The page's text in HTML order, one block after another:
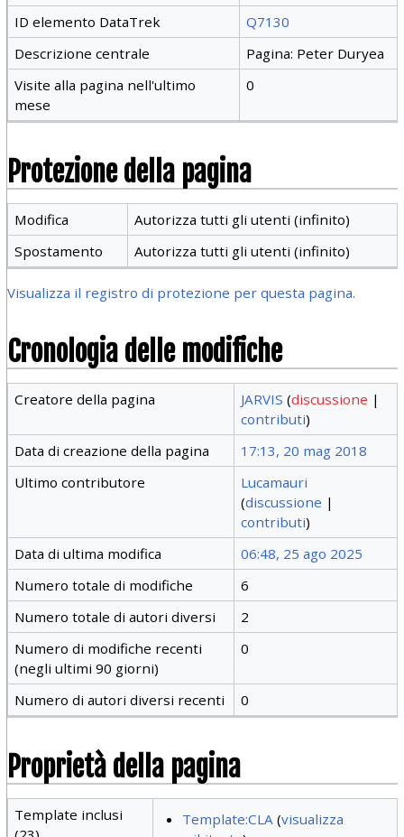
ID elemento DataTrek
Q7130
Descrizione centrale
Pagina: Peter Duryea
Visite alla pagina nell'ultimo
mese
0
Protezione della pagina
Modifica
Autorizza tutti gli utenti (infinito)
Spostamento
Autorizza tutti gli utenti (infinito)
Visualizza il registro di protezione per questa pagina.
Cronologia delle modifiche
Creatore della pagina JARVIS (discussione |
contributi)
Data di creazione della pagina
17:13, 20 mag 2018
Ultimo contributore
Lucamauri
(discussione |
contributi)
Data di ultima modifica
06:48, 25 ago 2025
Numero totale di modifiche
6
Numero totale di autori diversi
2
Numero di modifiche recenti
(negli ultimi 90 giorni)
0
Numero di autori diversi recenti 0
Proprietà della pagina
Template inclusi
Template:CLA(visualizza